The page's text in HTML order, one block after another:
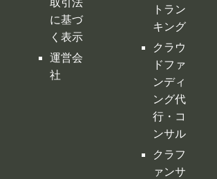
ー
特定商
取引法
に基づ
ンディ
ング 人
気サイ
トラン
キング
クラウ
ドファ
ンディ
ング代
行・コ